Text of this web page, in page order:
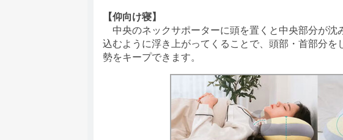
【仰向け寝】
中央のネックサポーターに頭を置くと中央部分が沈
込むように浮き上がってくることで、頭部・首部分
勢をキープできます。